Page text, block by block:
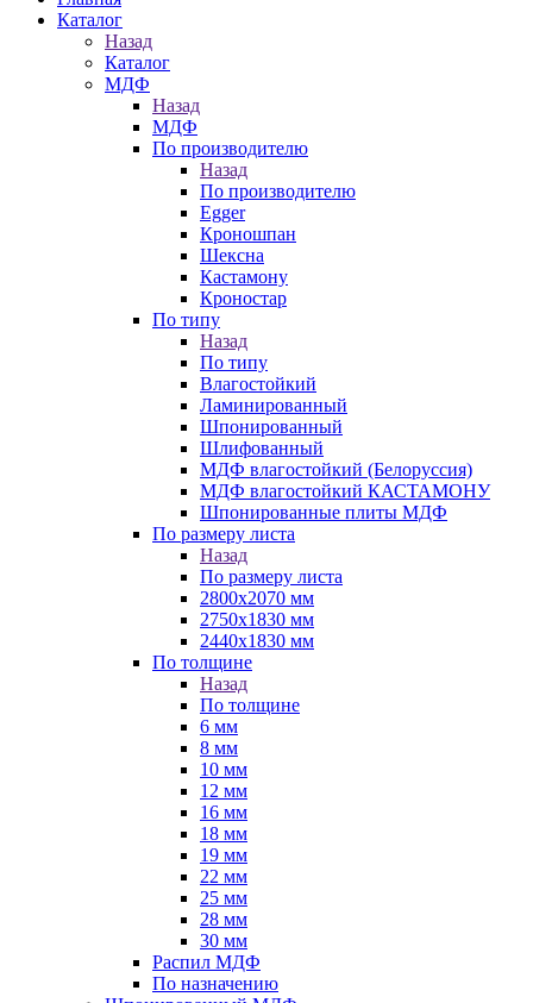
Каталог
Назад
Каталог
МДФ
Назад
МДФ
По производителю
Назад
По производителю
Egger
Кроношпан
Шексна
Кастамону
Кроностар
По типу
Назад
По типу
Влагостойкий
Ламинированный
Шпонированный
Шлифованный
МДФ влагостойкий (Белоруссия)
МДФ влагостойкий КАСТАМОНУ
Шпонированные плиты МДФ
По размеру листа
Назад
По размеру листа
2800х2070 мм
2750х1830 мм
2440х1830 мм
По толщине
Назад
По толщине
6 мм
8 мм
10 мм
12 мм
16 мм
18 мм
19 мм
22 мм
25 мм
28 мм
30 мм
Распил МДФ
По назначению